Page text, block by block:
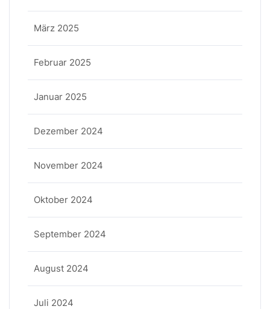
März 2025
Februar 2025
Januar 2025
Dezember 2024
November 2024
Oktober 2024
September 2024
August 2024
Juli 2024